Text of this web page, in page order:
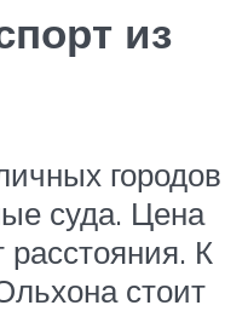
из
городов
суда. Цена
расстояния. К
стоит